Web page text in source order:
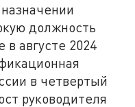
должность
августе 2024
в четвертый
руководителя